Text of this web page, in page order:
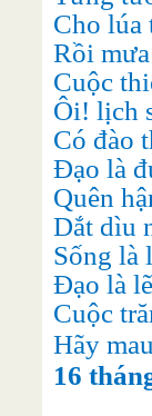
Cho lúa
Rồi
Cuộc
Ôi! lịch
Có đào
Đạo là
Quên
Dắt dìu
Sống là
Đạo là
Cuộc
Hãy
16